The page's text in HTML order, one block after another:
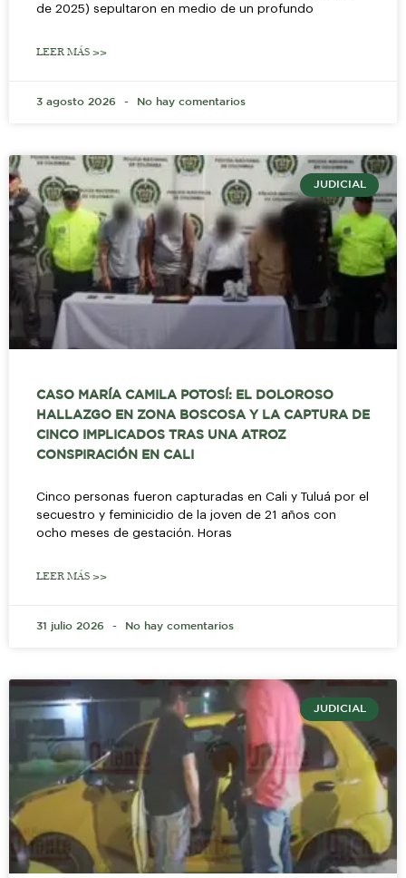
de 2025) sepultaron en medio de un profundo
LEER MÁS >>
3 agosto 2026 No hay comentarios
JUDICIAL
CASO MARÍA CAMILA POTOSÍ: EL DOLOROSO
HALLAZGO EN ZONA BOSCOSA Y LA CAPTURA DE
CINCO IMPLICADOS TRAS UNA ATROZ
CONSPIRACIÓN EN CALI
Cinco personas fueron capturadas en Cali y Tuluá por el
secuestro y feminicidio de la joven de 21 años con
ocho meses de gestación. Horas
LEER MÁS >>
31 julio 2026 No hay comentarios
JUDICIAL